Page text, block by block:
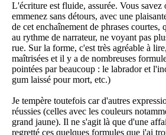
L'écriture est fluide, assurée. Vous
emmenez sans détours, avec une
de cet enchaînement de phrases courtes,
au rythme de narrateur, ne voyant pas
rue. Sur la forme, c'est très agréable à
maîtrisées et il y a de nombreuses
pointées par beaucoup : le labrador et
gum laissé pour mort, etc.)
Je tempère toutefois car d'autres
réussies (celles avec les couleurs
grand jaune). Il ne s'agit là que d'une
regretté ces quelques formules que j'ai